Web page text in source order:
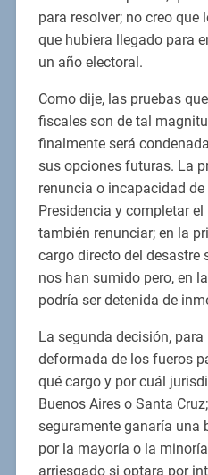
para resolver; no creo que
que hubiera llegado para
un año electoral.
Como dije, las pruebas
fiscales son de tal
finalmente será
sus opciones futuras. La
renuncia o incapacidad
Presidencia y completar
también renunciar; en la
cargo directo del desastre
nos han sumido pero, en
podría ser detenida de
La segunda decisión,
deformada de los fueros
qué cargo y por cuál
Buenos Aires o Santa
seguramente ganaría una
por la mayoría o la
arriesgado si optara por